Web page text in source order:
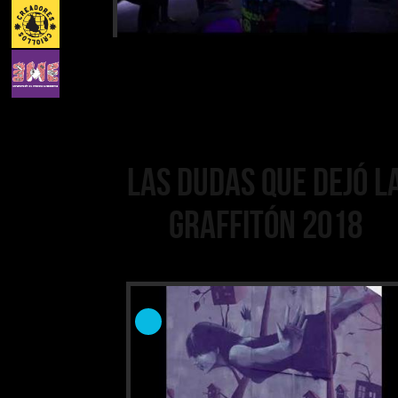
Las dudas que dejó
Graffitón 2018
#GrafitiParaToyz.
Capítulo V: Normas y